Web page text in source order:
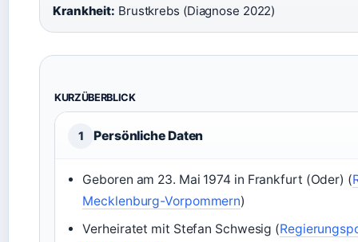
Krankheit: Brustkrebs (Diagnose 2022)
KURZÜBERBLICK
1 Persönliche Daten
Geboren am 23. Mai 1974 in Frankfurt (Oder) (
Mecklenburg-Vorpommern)
Verheiratet mit Stefan Schwesig (